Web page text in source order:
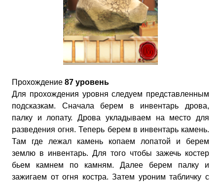
Прохождение 87 уровень
Для прохождения уровня следуем представленным
подсказкам. Сначала берем в инвентарь дрова,
палку и лопату. Дрова укладываем на место для
разведения огня. Теперь берем в инвентарь камень.
Там где лежал камень копаем лопатой и берем
землю в инвентарь. Для того чтобы зажечь костер
бьем камнем по камням. Далее берем палку и
зажигаем от огня костра. Затем уроним табличку с